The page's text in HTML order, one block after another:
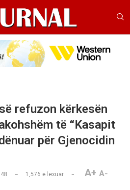
refuzon kërkesën
të “Kasapit
për Gjenocidin
1,576 e lexuar A+ A-